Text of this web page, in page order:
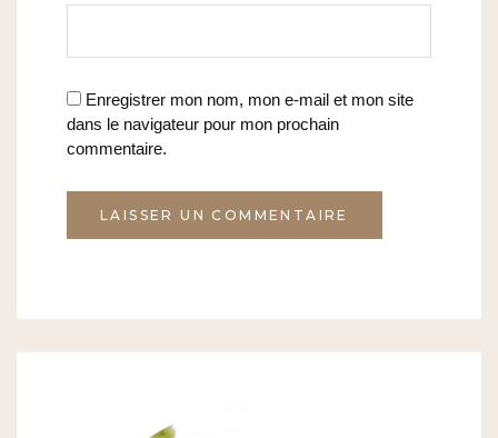
Enregistrer mon nom, mon e-mail et mon site
dans le navigateur pour mon prochain
commentaire.